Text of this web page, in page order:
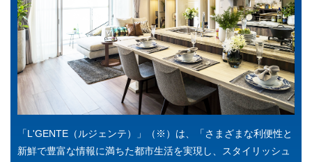
「L'GENTE（ルジェンテ）」（※）は、「さまざまな利便性と
新鮮で豊富な情報に満ちた都市生活を実現し、スタイリッシュ